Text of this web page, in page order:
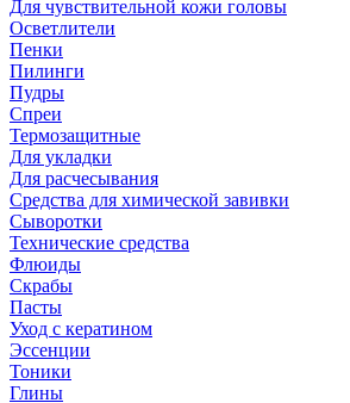
Для чувствительной кожи головы
Осветлители
Пенки
Пилинги
Пудры
Спреи
Термозащитные
Для укладки
Для расчесывания
Средства для химической завивки
Сыворотки
Технические средства
Флюиды
Скрабы
Пасты
Уход с кератином
Эссенции
Тоники
Глины